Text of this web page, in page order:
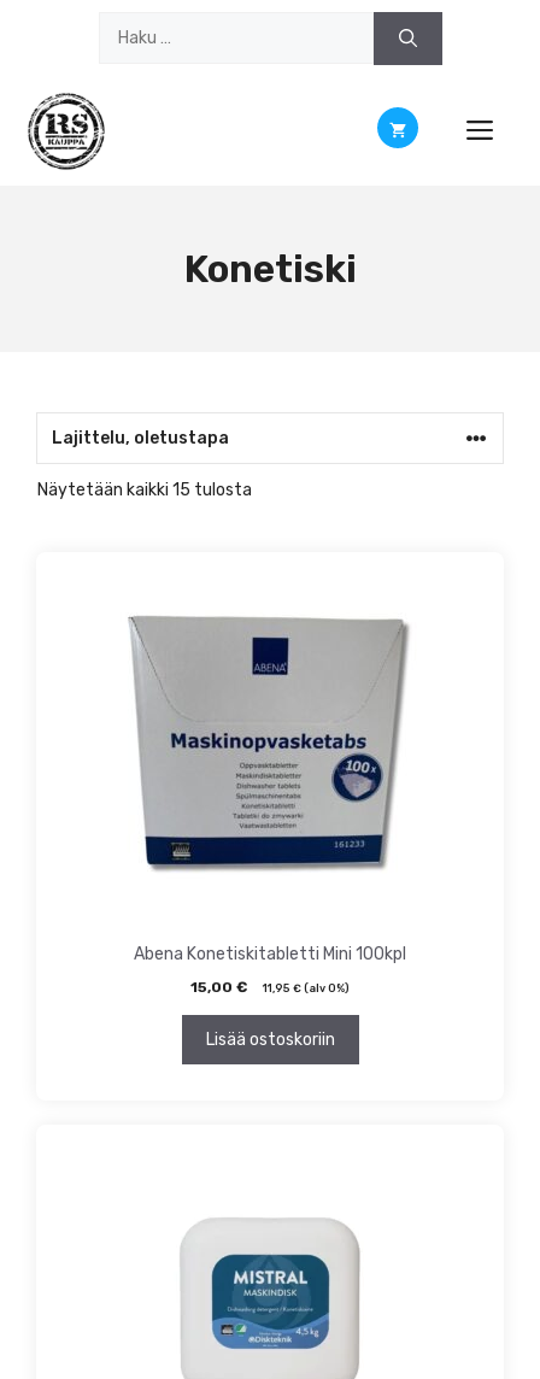
Konetiski
Näytetään kaikki 15 tulosta
Abena Konetiskitabletti Mini 100kpl
15,00 € 11,95 € (alv 0%)
Lisää ostoskoriin